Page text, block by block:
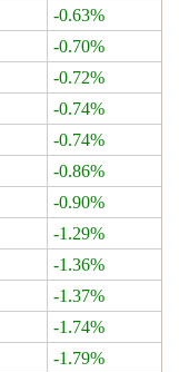
-0.63%
-0.70%
-0.72%
-0.74%
-0.74%
-0.86%
-0.90%
-1.29%
-1.36%
-1.37%
-1.74%
-1.79%